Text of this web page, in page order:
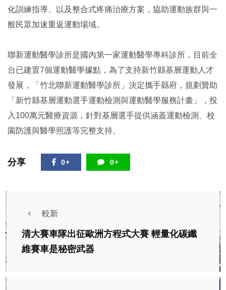
化訓練指導、以及整合式疼痛治療方案，協助運動族群與一
般民眾加速重返運動場域。
聯新運動醫學診所是國內第一家運動醫學專科診所，目前全
台已建置7個運動醫學據點，為了支持新竹縣基層運動人才
發展，「竹北聯新運動醫學診所」決定攜手縣府，規劃贊助
「新竹縣基層運動選手運動檢測與運動醫學服務計畫」，投
入100萬元醫療資源，針對基層選手提供涵蓋運動檢測、校
園防護與醫學照護等完整支持。
分享 0+ 0+
較新
清大賽車隊出征歐洲方程式大賽 輕量化碳纖
維賽車是秘密武器